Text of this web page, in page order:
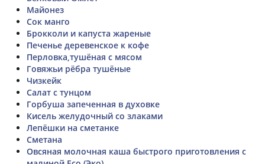
Майонез
Сок манго
Брокколи и капуста жареные
Печенье деревенское к кофе
Перловка,тушёная с мясом
Говяжьи рёбра тушёные
Чизкейк
Салат с тунцом
Горбуша запеченная в духовке
Кисель желудочный со злаками
Лепёшки на сметанке
Cметана
Овсяная молочная каша быстрого приготовления с